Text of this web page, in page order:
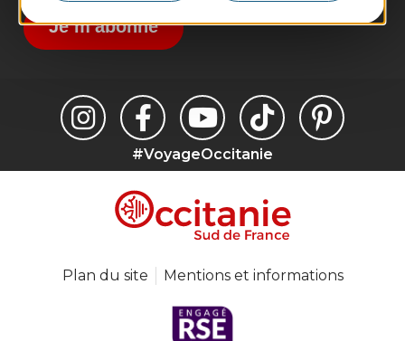
Je m'abonne
#VoyageOccitanie
Plan du site Mentions et informations